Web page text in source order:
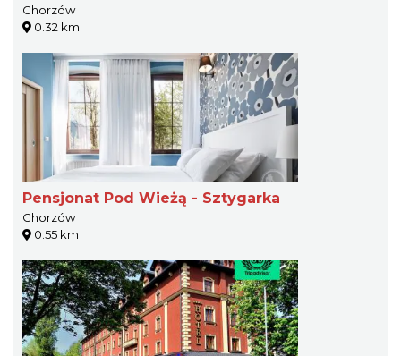
Chorzów
0.32 km
Pensjonat Pod Wieżą - Sztygarka
Chorzów
0.55 km